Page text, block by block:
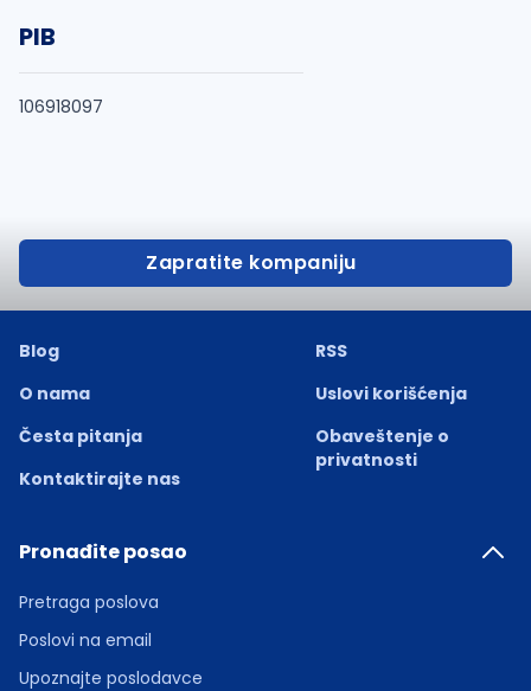
PIB
106918097
Zapratite kompaniju
Blog
O nama
Česta pitanja
Kontaktirajte nas
RSS
Uslovi korišćenja
Obaveštenje o
privatnosti
Pronađite posao
Pretraga poslova
Poslovi na email
Upoznajte poslodavce